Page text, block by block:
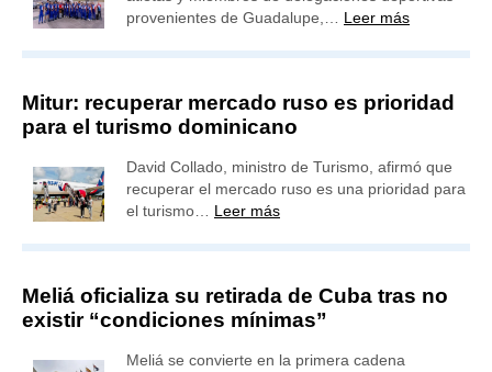
provenientes de Guadalupe,… Leer más
Mitur: recuperar mercado ruso es prioridad
para el turismo dominicano
David Collado, ministro de Turismo, afirmó que
recuperar el mercado ruso es una prioridad para
el turismo… Leer más
Meliá oficializa su retirada de Cuba tras no
existir “condiciones mínimas”
Meliá se convierte en la primera cadena